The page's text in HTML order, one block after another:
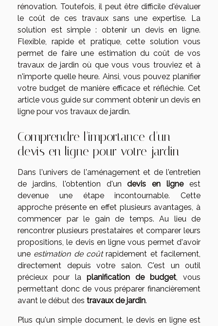
rénovation. Toutefois, il peut être difficile d'évaluer
le coût de ces travaux sans une expertise. La
solution est simple : obtenir un devis en ligne.
Flexible, rapide et pratique, cette solution vous
permet de faire une estimation du coût de vos
travaux de jardin où que vous vous trouviez et à
n'importe quelle heure. Ainsi, vous pouvez planifier
votre budget de manière efficace et réfléchie. Cet
article vous guide sur comment obtenir un devis en
ligne pour vos travaux de jardin.
Comprendre l'importance d'un
devis en ligne pour votre jardin
Dans l'univers de l'aménagement et de l'entretien
de jardins, l'obtention d'undevis en ligneest
devenue une étape incontournable. Cette
approche présente en effet plusieurs avantages, à
commencer par le gain de temps. Au lieu de
rencontrer plusieurs prestataires et comparer leurs
propositions, le devis en ligne vous permet d'avoir
une estimation de coûtrapidement et facilement,
directement depuis votre salon. C'est un outil
précieux pour la planification de budget , vous
permettant donc de vous préparer financièrement
avant le début des travaux de jardin.
Plus qu'un simple document, le devis en ligne est